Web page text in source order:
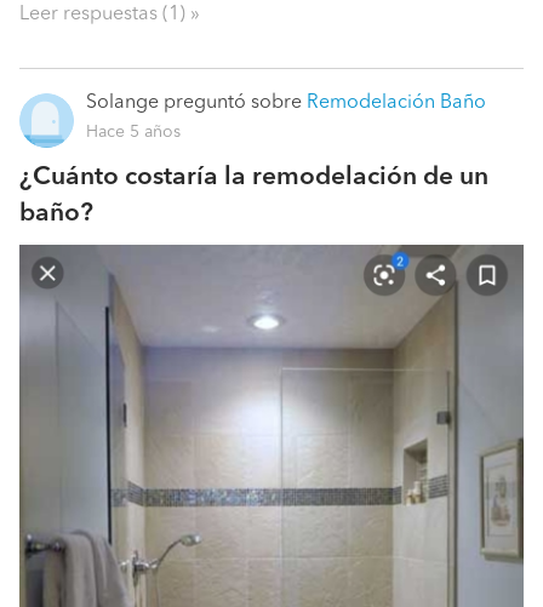
Leer respuestas (1) »
Solange preguntó sobre Remodelación Baño
Hace 5 años
¿Cuánto costaría la remodelación de un
baño?